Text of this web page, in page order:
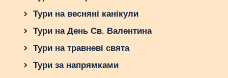
найромантичніших міст Європи. Зальцбург
Тури на весняні канікули
Тури на День Св. Валентина
Тури на травневі свята
Тури за напрямками